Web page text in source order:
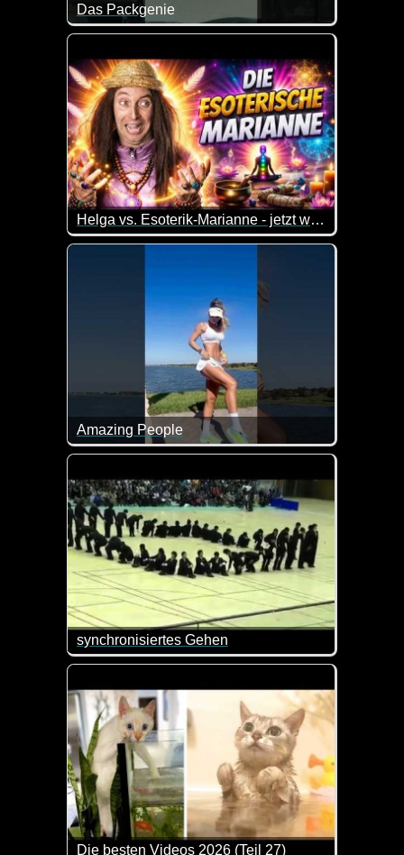
Das Packgenie
Helga vs. Esoterik-Marianne - jetzt wird's spirituell
Marianne hat einen Guru kennengelernt.
Helga? Glaubt natürlich kein Wort davon. Das
Amazing People
synchronisiertes Gehen
Nicht der ganz große Hit, aber interessant, was es
Die besten Videos 2026 (Teil 27)